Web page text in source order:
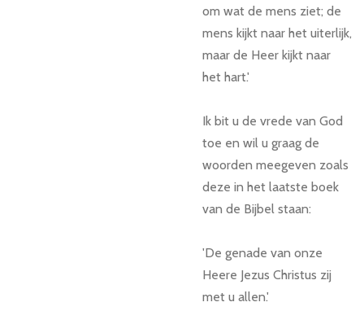
om wat de mens ziet; de
mens kijkt naar het uiterlijk,
maar de Heer kijkt naar
het hart.'
Ik bit u de vrede van God
toe en wil u graag de
woorden meegeven zoals
deze in het laatste boek
van de Bijbel staan:
'De genade van onze
Heere Jezus Christus zij
met u allen.'